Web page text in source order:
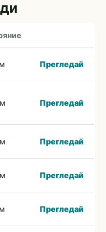
Прегледай
Прегледай
Прегледай
Прегледай
Прегледай